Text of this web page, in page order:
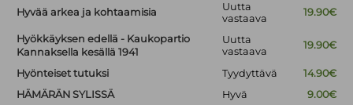
Hyvää arkea ja kohtaamisia
Uutta
vastaava
19.90€
Hyökkäyksen edellä - Kaukopartio
Kannaksella kesällä 1941
Uutta
vastaava
19.90€
Hyönteiset tutuksi Tyydyttävä
14.90€
HÄMÄRÄN SYLISSÄ
Hyvä
9.00€